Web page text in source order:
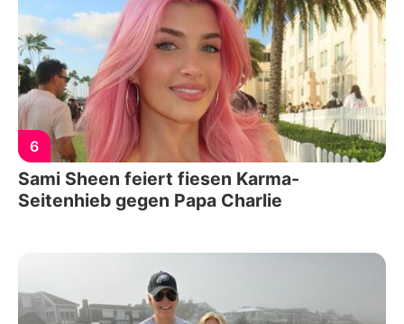
6
Sami Sheen feiert fiesen Karma-
Seitenhieb gegen Papa Charlie